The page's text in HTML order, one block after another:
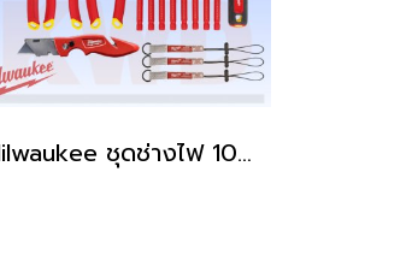
Milwaukee ชุดช่างไฟ 1000 โวลต์ Q3/2569 (ของแท้แน่นอน)